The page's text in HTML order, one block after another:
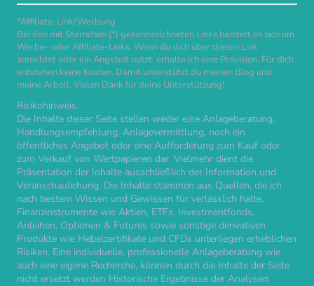
*Affiliate-Link/Werbung
Bei den mit Sternchen (*) gekennzeichneten Links handelt es sich um
Werbe- oder Affiliate-Links. Wenn du dich über diesen Link
anmeldet oder ein Angebot nutzt, erhalte ich eine Provision. Für dich
entstehen keine Kosten. Damit unterstützt du meinen Blog und
meine Arbeit. Vielen Dank für deine Unterstützung!
Risikohinweis
Die Inhalte dieser Seite stellen weder eine Anlageberatung,
Handlungsempfehlung, Anlagevermittlung, noch ein
öffentliches Angebot oder eine Aufforderung zum Kauf oder
zum Verkauf von Wertpapieren dar. Vielmehr dient die
Präsentation der Inhalte ausschließlich der Information und
Veranschaulichung. Die Inhalte stammen aus Quellen, die ich
nach bestem Wissen und Gewissen für verlässlich halte.
Finanzinstrumente wie Aktien, ETFs, Investmentfonds,
Anleihen, Optionen & Futures sowie sonstige derivativen
Produkte wie Hebelzertifikate und CFDs unterliegen erheblichen
Risiken. Eine individuelle, professionelle Anlageberatung wie
auch eine eigene Recherche, können durch die Inhalte der Seite
nicht ersetzt werden Historische Ergebnisse der Analysen